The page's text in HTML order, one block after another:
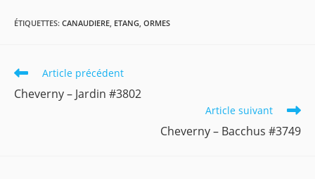
ÉTIQUETTES: CANAUDIERE ETANG ORMES
Read
articles
Article précédent
Cheverny – Jardin #3802
Article suivant
Cheverny – Bacchus #3749